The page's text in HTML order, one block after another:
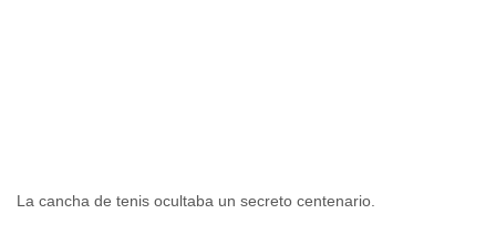
La cancha de tenis ocultaba un secreto centenario.